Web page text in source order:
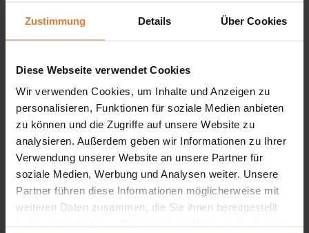
Zustimmung Details Über Cookies
Diese Webseite verwendet Cookies
Wir verwenden Cookies, um Inhalte und Anzeigen zu
personalisieren, Funktionen für soziale Medien anbieten
zu können und die Zugriffe auf unsere Website zu
analysieren. Außerdem geben wir Informationen zu Ihrer
Verwendung unserer Website an unsere Partner für
soziale Medien, Werbung und Analysen weiter. Unsere
Partner führen diese Informationen möglicherweise mit
weiteren Daten zusammen, die Sie ihnen bereitgestellt
Tiefe:94 cm
Sitztiefe:
63 cm
Sitzhöhe: 48 cm
Aufgrund der großen Abmessungen der Möbelstücke
prüfen Sie bitte insbesondere die Breite der